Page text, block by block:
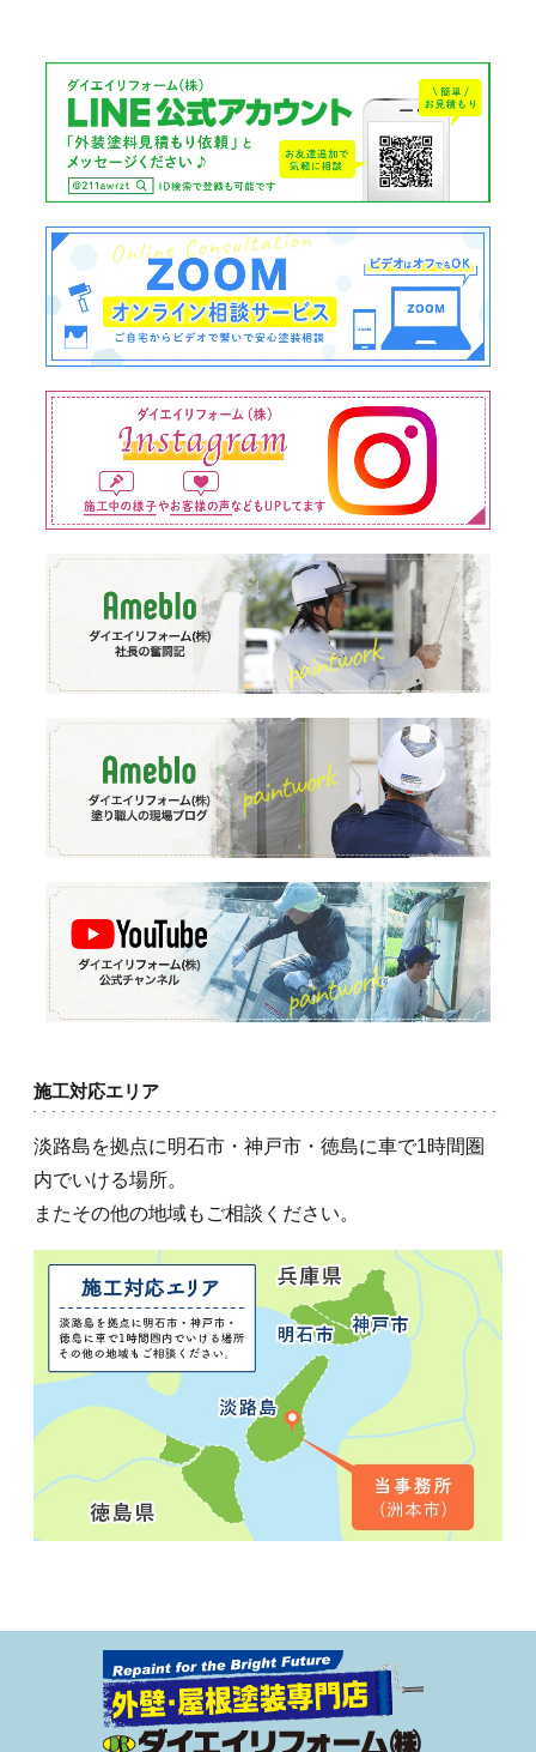
施工対応エリア
淡路島を拠点に明石市・神戸市・徳島に車で1時間圏
内でいける場所。
またその他の地域もご相談ください。